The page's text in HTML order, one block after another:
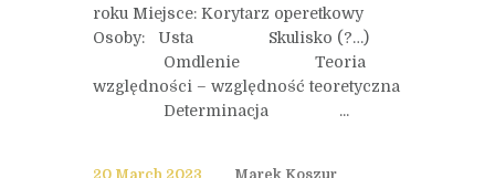
roku Miejsce: Korytarz operetkowy
Osoby: Usta Skulisko (?…)
Omdlenie Teoria
względności – względność teoretyczna
Determinacja ...